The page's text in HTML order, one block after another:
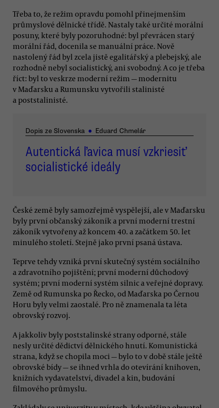
Třeba to, že režim opravdu pomohl přinejmenším
průmyslové dělnické třídě. Nastaly také určité morální
posuny, které byly pozoruhodné: byl převrácen starý
morální řád, docenila se manuální práce. Nově
nastolený řád byl zcela jistě egalitářský a plebejský, ale
rozhodně nebyl socialistický, ani svobodný. A co je třeba
říct: byl to veskrze moderní režim — modernitu
v Maďarsku a Rumunsku vytvořili stalinisté
a poststalinisté.
Dopis ze Slovenska ● Eduard Chmelár
Autentická ľavica musí vzkriesiť
socialistické ideály
České země byly samozřejmě vyspělejší, ale v Maďarsku
byly první občanský zákoník a první moderní trestní
zákoník vytvořeny až koncem 40. a začátkem 50. let
minulého století. Stejně jako první psaná ústava.
Teprve tehdy vzniká první skutečný systém sociálního
a zdravotního pojištění; první moderní důchodový
systém; první moderní systém silnic a veřejné dopravy.
Země od Rumunska po Řecko, od Maďarska po Černou
Horu byly velmi zaostalé. Pro ně znamenala ta léta
obrovský rozvoj.
A jakkoliv byly poststalinské strany odporné, stále
nesly určité dědictví dělnického hnutí. Komunistická
strana, když se chopila moci — bylo to v době stále ještě
obrovské bídy — se ihned vrhla do otevírání knihoven,
knižních vydavatelství, divadel a kin, budování
filmového průmyslu.